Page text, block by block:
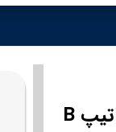
کلید مینیاتوری 3 پل 16 آمپر – 6 کیلوآمپر – AC/DC – تیپ B